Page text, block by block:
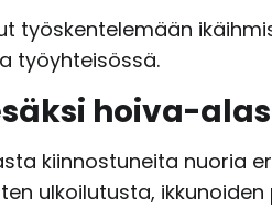
työskentelemään
työyhteisössä.
hoiva-
kiinnostuneita nuoria
ulkoilutusta,